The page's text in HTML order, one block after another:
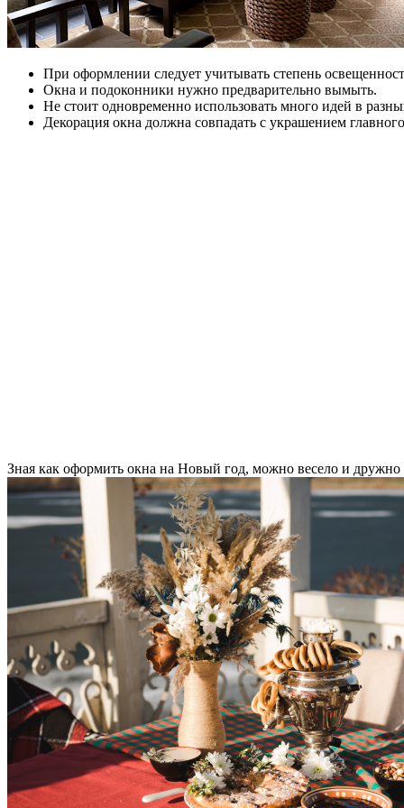
При оформлении следует учитывать степень
Окна и подоконники нужно предварительно вымыть.
Не стоит одновременно использовать много идей в
Декорация окна должна совпадать с украшением
Зная как оформить окна на Новый год, можно весело и дружно